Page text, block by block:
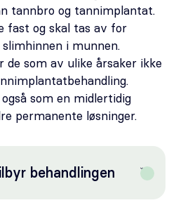
tannbro og tannimplantat.
fast og skal tas av for
i munnen.
de som av ulike årsaker ikke
som en midlertidig
permanente løsninger.
behandlingen